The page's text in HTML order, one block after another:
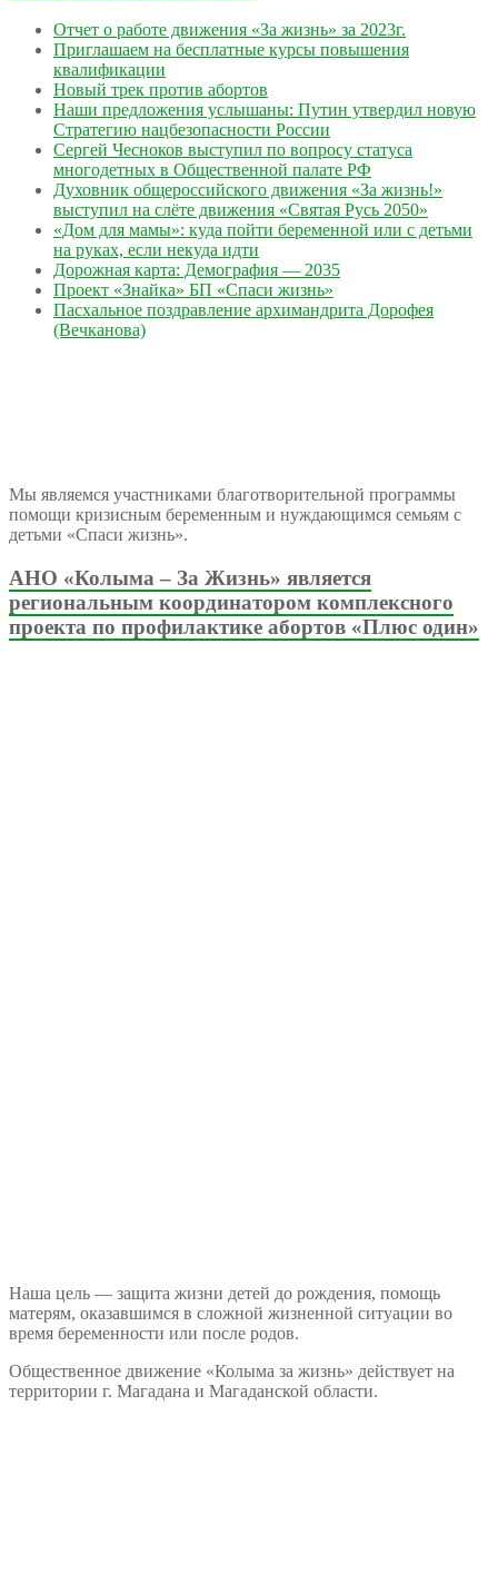
Отчет о работе движения «За жизнь» за 2023г.
Приглашаем на бесплатные курсы повышения
квалификации
Новый трек против абортов
Наши предложения услышаны: Путин утвердил новую
Стратегию нацбезопасности России
Сергей Чесноков выступил по вопросу статуса
многодетных в Общественной палате РФ
Духовник общероссийского движения «За жизнь!»
выступил на слёте движения «Святая Русь 2050»
«Дом для мамы»: куда пойти беременной или с детьми
на руках, если некуда идти
Дорожная карта: Демография — 2035
Проект «Знайка» БП «Спаси жизнь»
Пасхальное поздравление архимандрита Дорофея
(Вечканова)
Мы являемся участниками благотворительной программы
помощи кризисным беременным и нуждающимся семьям с
детьми «Спаси жизнь».
АНО «Колыма – За Жизнь» является
региональным координатором комплексного
проекта по профилактике абортов «Плюс один»
Наша цель — защита жизни детей до рождения, помощь
матерям, оказавшимся в сложной жизненной ситуации во
время беременности или после родов.
Общественное движение «Колыма за жизнь» действует на
территории г. Магадана и Магаданской области.